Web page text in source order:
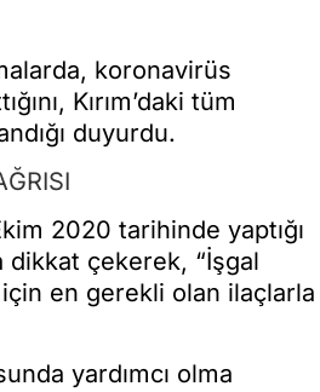
koronavirüs
Kırım’daki tüm
duyurdu.
2020 tarihinde yaptığı
dikkat çekerek, “İşgal
için en gerekli olan ilaçlarla
yardımcı olma